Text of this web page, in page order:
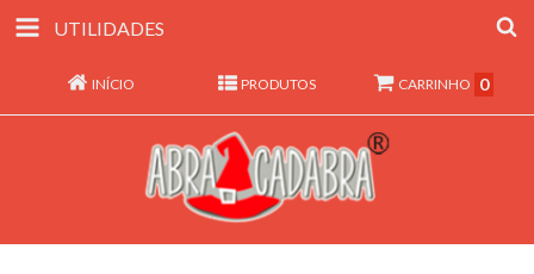
UTILIDADES
INÍCIO PRODUTOS CARRINHO 0